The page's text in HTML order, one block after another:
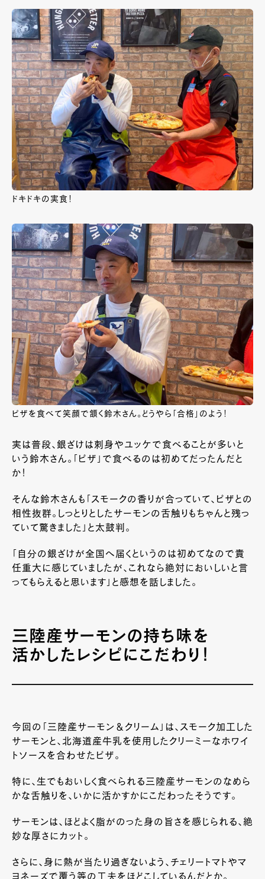
ドキドキの実食！
ピザを食べて笑顔で頷く鈴木さん。どうやら「合格」のよう！
実は普段、銀ざけは刺身やユッケで食べることが多いと
いう鈴木さん。「ピザ」で食べるのは初めてだったんだと
か！
そんな鈴木さんも「スモークの香りが合っていて、ピザとの
相性抜群。しっとりとしたサーモンの舌触りもちゃんと残っ
ていて驚きました」と太鼓判。
「自分の銀ざけが全国へ届くというのは初めてなので責
任重大に感じていましたが、これなら絶対においしいと言
ってもらえると思います」と感想を話しました。
三陸産サーモンの持ち味を
活かしたレシピにこだわり！
今回の「三陸産サーモン＆クリーム」は、スモーク加工した
サーモンと、北海道産牛乳を使用したクリーミーなホワイ
トソースを合わせたピザ。
特に、生でもおいしく食べられる三陸産サーモンのなめら
かな舌触りを、いかに活かすかにこだわったそうです。
サーモンは、ほどよく脂がのった身の旨さを感じられる、絶
妙な厚さにカット。
さらに、身に熱が当たり過ぎないよう、チェリートマトやマ